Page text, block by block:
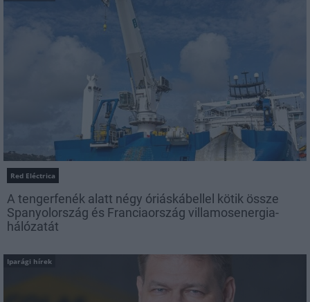
Red Eléctrica
A tengerfenék alatt négy óriáskábellel kötik össze
Spanyolország és Franciaország villamosenergia-
hálózatát
Iparági hírek